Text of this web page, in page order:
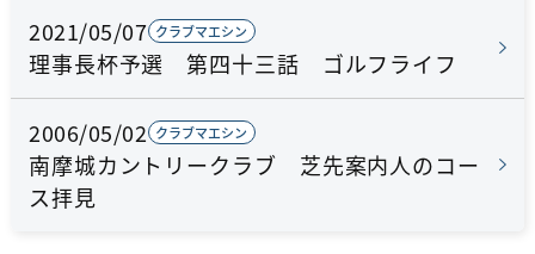
2021/05/07 クラブマエシン
理事長杯予選 第四十三話 ゴルフライフ
2006/05/02 クラブマエシン
南摩城カントリークラブ 芝先案内人のコー
ス拝見